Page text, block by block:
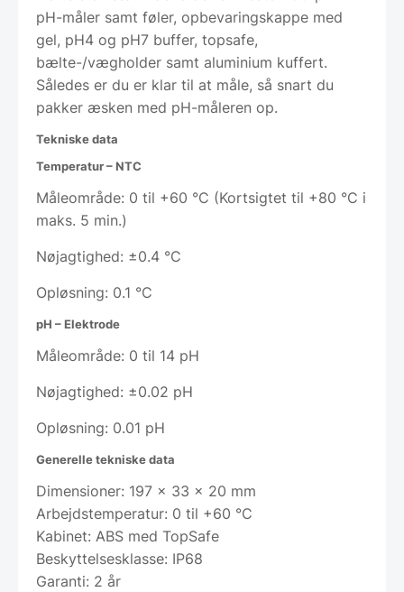
pH-måler samt føler, opbevaringskappe med
gel, pH4 og pH7 buffer, topsafe,
bælte-/vægholder samt aluminium kuffert.
Således er du er klar til at måle, så snart du
pakker æsken med pH-måleren op.
Tekniske data
Temperatur – NTC
Måleområde: 0 til +60 °C (Kortsigtet til +80 °C i
maks. 5 min.)
Nøjagtighed: ±0.4 °C
Opløsning: 0.1 °C
pH – Elektrode
Måleområde: 0 til 14 pH
Nøjagtighed: ±0.02 pH
Opløsning: 0.01 pH
Generelle tekniske data
Dimensioner: 197 x 33 x 20 mm
Arbejdstemperatur: 0 til +60 °C
Kabinet: ABS med TopSafe
Beskyttelsesklasse: IP68
Garanti: 2 år